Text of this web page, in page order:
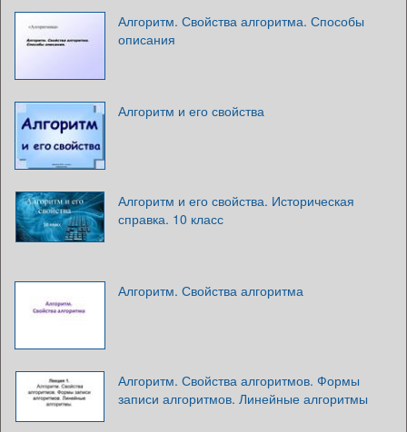
Алгоритм. Свойства алгоритма. Способы
описания
Алгоритм и его свойства
Алгоритм и его свойства. Историческая
справка. 10 класс
Алгоритм. Свойства алгоритма
Алгоритм. Свойства алгоритмов. Формы
записи алгоритмов. Линейные алгоритмы